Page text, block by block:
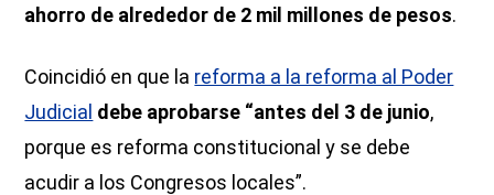
ahorro de alrededor de 2 mil millones de pesos.
Coincidió en que la reforma a la reforma al Poder
Judicial debe aprobarse “antes del 3 de junio,
porque es reforma constitucional y se debe
acudir a los Congresos locales”.